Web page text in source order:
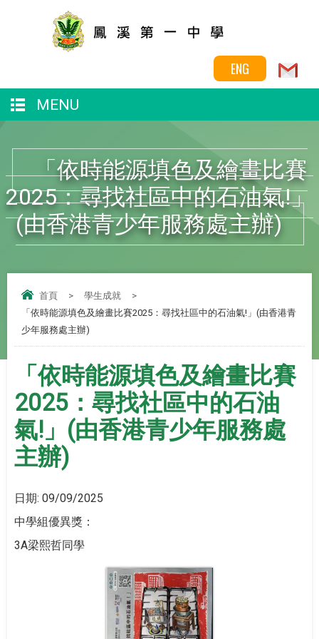
ENG
MENU
「依時能源填色及繪畫比賽
2025：尋找社區中的石油氣!」
(由香港青少年服務處主辦)
首頁 > 學生成就
>
「依時能源填色及繪畫比賽2025：尋找社區中的石油氣!」(由香港青
少年服務處主辦)
「依時能源填色及繪畫比賽
2025：尋找社區中的石油
氣!」(由香港青少年服務處
主辦)
日期: 09/09/2025
中學組優異獎：
3A梁熙哲同學